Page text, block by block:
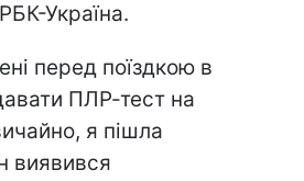
Україна.
перед поїздкою в
ПЛР-тест на
я пішла
виявився